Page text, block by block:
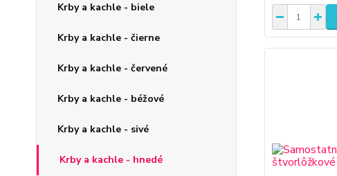
Krby a kachle - biele
Krby a kachle - čierne
Krby a kachle - červené
Krby a kachle - béžové
Krby a kachle - sivé
Krby a kachle - hnedé